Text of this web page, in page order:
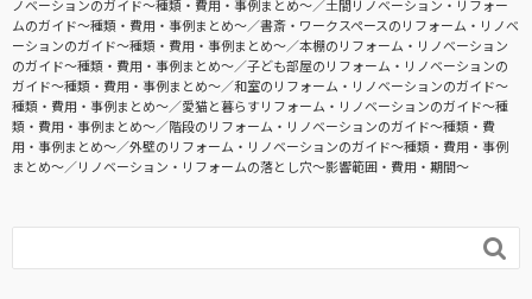
ノベーションのガイド〜種類・費用・事例まとめ〜
土間リノベーション・リフォー
ムのガイド〜種類・費用・事例まとめ〜
書斎・ワークスペースのリフォーム・リノベ
ーションのガイド〜種類・費用・事例まとめ〜
本棚のリフォーム・リノベーション
のガイド〜種類・費用・事例まとめ〜
子ども部屋のリフォーム・リノベーションの
ガイド〜種類・費用・事例まとめ〜
和室のリフォーム・リノベーションのガイド〜
種類・費用・事例まとめ〜
愛猫と暮らすリフォーム・リノベーションのガイド〜種
類・費用・事例まとめ〜
階段のリフォーム・リノベーションのガイド〜種類・費
用・事例まとめ〜
外壁のリフォーム・リノベーションのガイド〜種類・費用・事例
まとめ〜
リノベーション・リフォームの落とし穴～影響範囲・費用・期間～
